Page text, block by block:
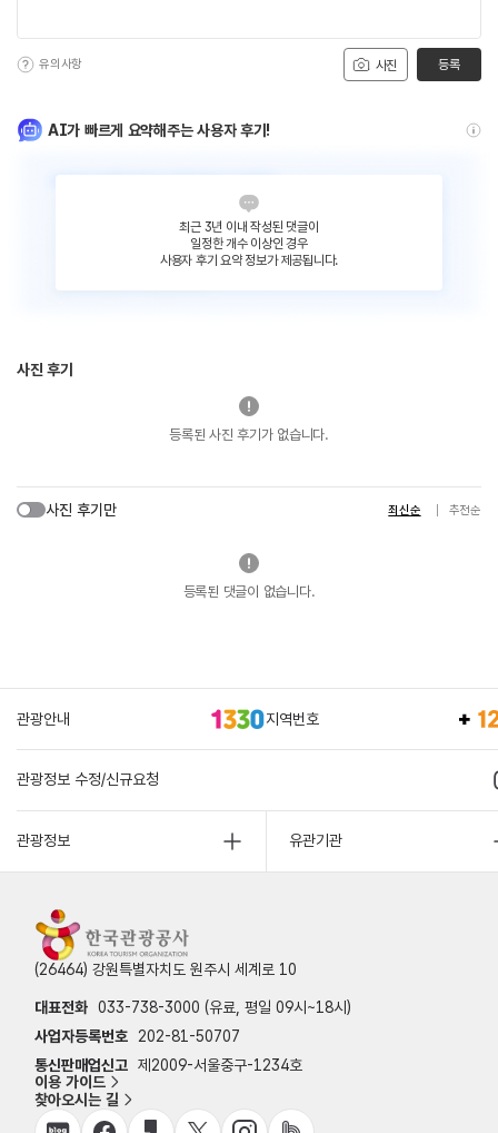
사진
유의사항 등록
AI가 빠르게 요약해주는 사용자 후기!
최근 3년 이내 작성된 댓글이
일정한 개수 이상인 경우
사용자 후기 요약 정보가 제공됩니다.
사진 후기
등록된 사진 후기가 없습니다.
사진 후기만 최신순 추천순
등록된 댓글이 없습니다.
관광안내 지역번호
관광정보 수정/신규요청
관광정보 유관기관
(26464) 강원특별자치도 원주시 세계로 10
대표전화 033-738-3000 (유료, 평일 09시~18시)
사업자등록번호
202-81-50707
통신판매업신고 제2009-서울중구-1234호
이용 가이드
찾아오시는 길